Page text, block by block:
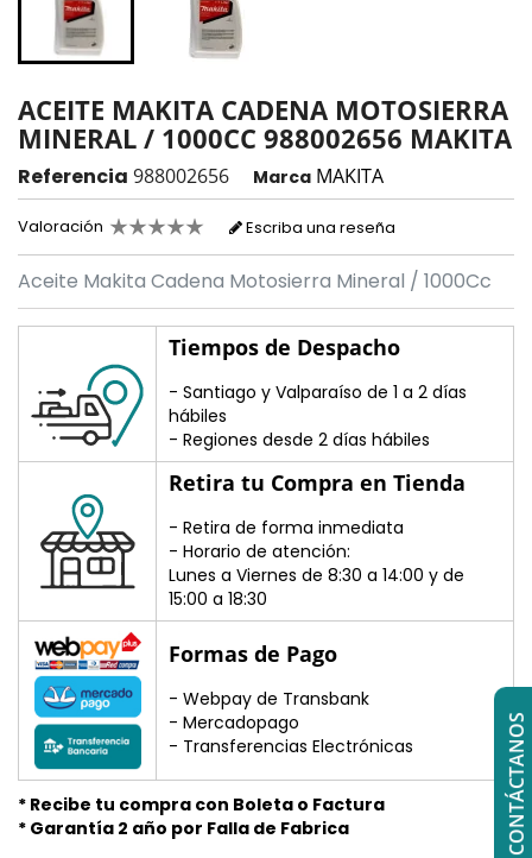
ACEITE MAKITA CADENA MOTOSIERRA
MINERAL / 1000CC 988002656 MAKITA
Referencia 988002656 Marca MAKITA
Valoración Escriba una reseña
Aceite Makita Cadena Motosierra Mineral / 1000Cc
Tiempos de Despacho
- Santiago y Valparaíso de 1 a 2 días
hábiles
- Regiones desde 2 días hábiles
Retira tu Compra en Tienda
- Retira de forma inmediata
- Horario de atención:
Lunes a Viernes de 8:30 a 14:00 y de
15:00 a 18:30
Formas de Pago
- Webpay de Transbank
- Mercadopago
- Transferencias Electrónicas
* Recibe tu compra con Boleta o Factura
* Garantía 2 año por Falla de Fabrica
CONTÁCTANOS